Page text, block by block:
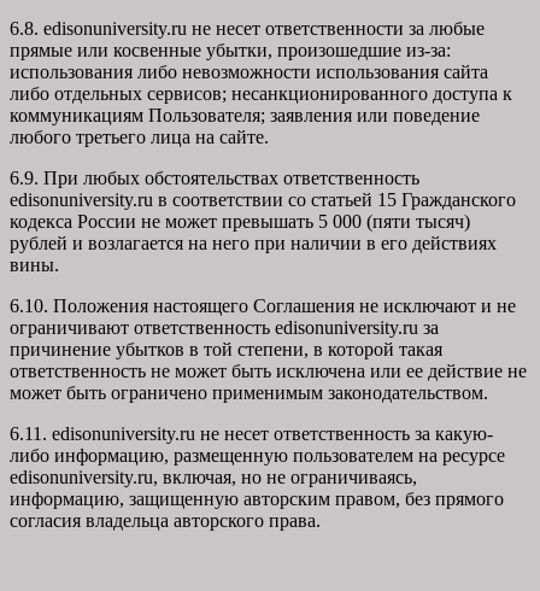
6.8. edisonuniversity.ru не несет ответственности за любые
прямые или косвенные убытки, произошедшие из-за:
использования либо невозможности использования сайта
либо отдельных сервисов; несанкционированного доступа к
коммуникациям Пользователя; заявления или поведение
любого третьего лица на сайте.
6.9. При любых обстоятельствах ответственность
edisonuniversity.ru в соответствии со статьей 15 Гражданского
кодекса России не может превышать 5 000 (пяти тысяч)
рублей и возлагается на него при наличии в его действиях
вины.
6.10. Положения настоящего Соглашения не исключают и не
ограничивают ответственность edisonuniversity.ru за
причинение убытков в той степени, в которой такая
ответственность не может быть исключена или ее действие не
может быть ограничено применимым законодательством.
6.11. edisonuniversity.ru не несет ответственность за какую-
либо информацию, размещенную пользователем на ресурсе
edisonuniversity.ru, включая, но не ограничиваясь,
информацию, защищенную авторским правом, без прямого
согласия владельца авторского права.